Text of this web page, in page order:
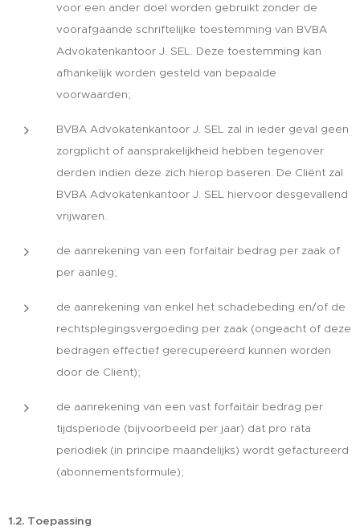
voor een ander doel worden gebruikt zonder de
voorafgaande schriftelijke toestemming van BVBA
Advokatenkantoor J. SEL. Deze toestemming kan
afhankelijk worden gesteld van bepaalde
voorwaarden;
BVBA Advokatenkantoor J. SEL zal in ieder geval geen
zorgplicht of aansprakelijkheid hebben tegenover
derden indien deze zich hierop baseren. De Cliënt zal
BVBA Advokatenkantoor J. SEL hiervoor desgevallend
vrijwaren.
de aanrekening van een forfaitair bedrag per zaak of
per aanleg;
de aanrekening van enkel het schadebeding en/of de
rechtsplegingsvergoeding per zaak (ongeacht of deze
bedragen effectief gerecupereerd kunnen worden
door de Cliënt);
de aanrekening van een vast forfaitair bedrag per
tijdsperiode (bijvoorbeeld per jaar) dat pro rata
periodiek (in principe maandelijks) wordt gefactureerd
(abonnementsformule);
1.2. Toepassing